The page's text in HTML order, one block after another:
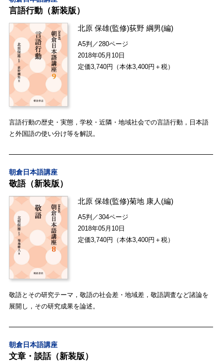
言語行動（新装版）
北原 保雄(監修)荻野 綱男(編)
A5判／280ページ
2018年05月10日
定価3,740円（本体3,400円＋税）
言語行動の歴史・実態，学校・近隣・地域社会での言語行動，日本語
と外国語の使い分け等を解説。
朝倉日本語講座
敬語（新装版）
北原 保雄(監修)菊地 康人 (編)
A5判／304ページ
2018年05月10日
定価3,740円（本体3,400円＋税）
敬語とその研究テーマ，敬語の社会差・地域差，敬語調査など諸論を
展開し，その研究成果を論述。
朝倉日本語講座
文章・談話（新装版）